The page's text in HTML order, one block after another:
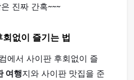
진짜 간혹~~~
회없이 즐기는 법
에서 사이판 후회없이 즐
여행지와 사이판 맛집을 준